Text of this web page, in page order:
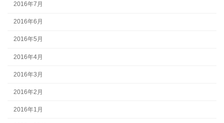
2016年7月
2016年6月
2016年5月
2016年4月
2016年3月
2016年2月
2016年1月